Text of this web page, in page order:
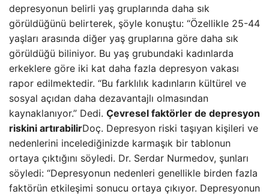
depresyonun belirli yaş gruplarında daha sık
görüldüğünü belirterek, şöyle konuştu: “Özellikle 25-44
yaşları arasında diğer yaş gruplarına göre daha sık
görüldüğü biliniyor. Bu yaş grubundaki kadınlarda
erkeklere göre iki kat daha fazla depresyon vakası
rapor edilmektedir. “Bu farklılık kadınların kültürel ve
sosyal açıdan daha dezavantajlı olmasından
kaynaklanıyor.” Dedi. Çevresel faktörler de depresyon
riskini artırabilirDoç. Depresyon riski taşıyan kişileri ve
nedenlerini incelediğinizde karmaşık bir tablonun
ortaya çıktığını söyledi. Dr. Serdar Nurmedov, şunları
söyledi: “Depresyonun nedenleri genellikle birden fazla
faktörün etkileşimi sonucu ortaya çıkıyor. Depresyonun